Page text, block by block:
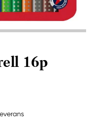
16p